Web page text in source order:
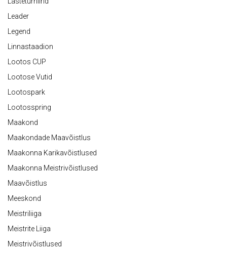
Leader
Legend
Linnastaadion
Lootos CUP
Lootose Vutid
Lootospark
Lootosspring
Maakond
Maakondade Maavõistlus
Maakonna Karikavõistlused
Maakonna Meistrivõistlused
Maavõistlus
Meeskond
Meistriliiga
Meistrite Liiga
Meistrivõistlused